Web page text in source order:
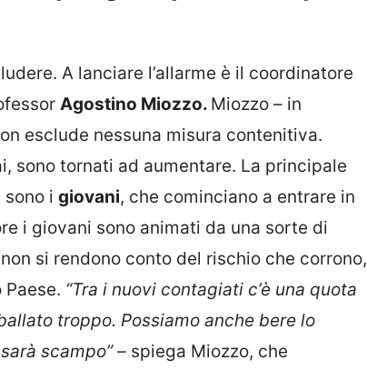
A lanciare l’allarme è il coordinatore
Agostino Miozzo. Miozzo – in
esclude nessuna misura contenitiva.
sono tornati ad aumentare. La principale
i giovani, che cominciano a entrare in
i giovani sono animati da una sorte di
si rendono conto del rischio che corrono,
“Tra i nuovi contagiati c’è una quota
troppo. Possiamo anche bere lo
scampo” – spiega Miozzo, che